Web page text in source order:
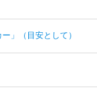
」（目安として）